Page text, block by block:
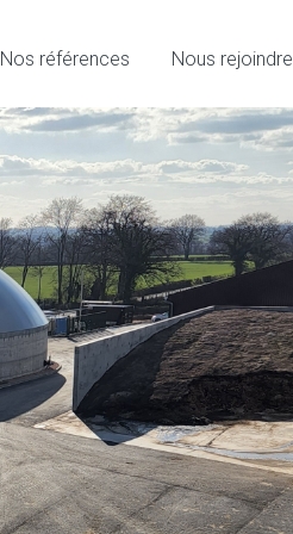
Nos références Nous rejoindre